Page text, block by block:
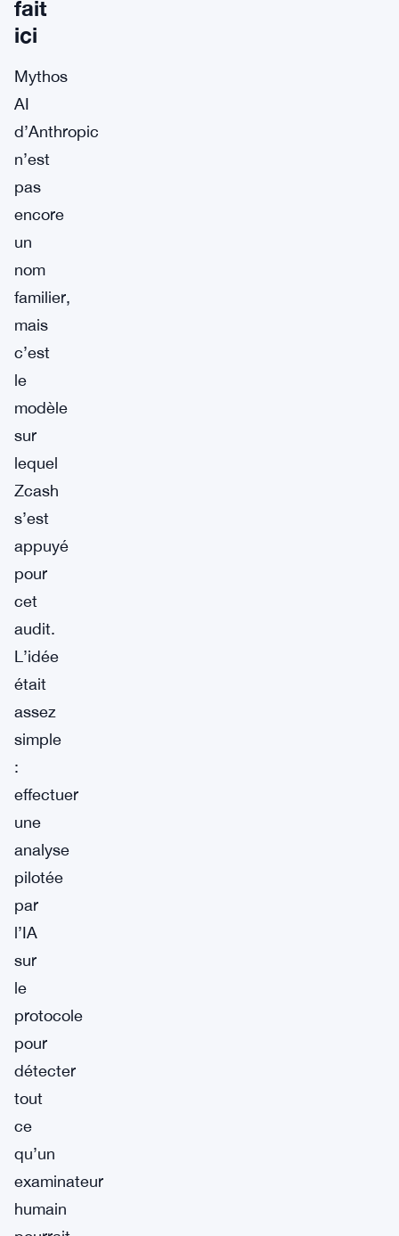
fait
ici
Mythos
AI
d’Anthropic
n’est
pas
encore
un
nom
familier,
mais
c’est
le
modèle
sur
lequel
Zcash
s’est
appuyé
pour
cet
audit.
L’idée
était
assez
simple
:
effectuer
une
analyse
pilotée
par
l’IA
sur
le
protocole
pour
détecter
tout
ce
qu’un
examinateur
humain